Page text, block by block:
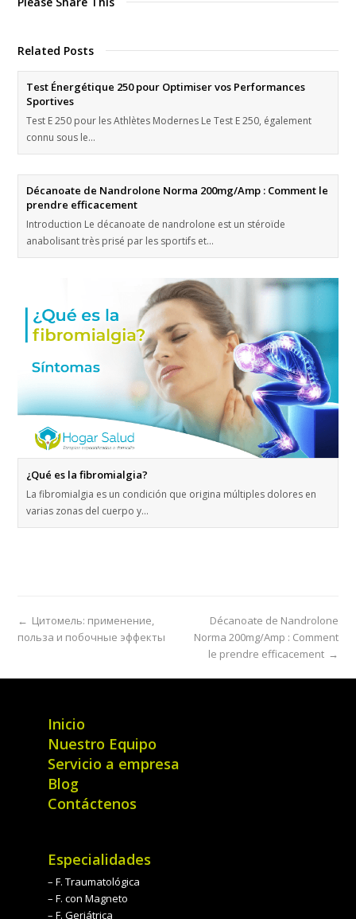
Related Posts
Test Énergétique 250 pour Optimiser vos Performances
Sportives
Test E 250 pour les Athlètes Modernes Le Test E 250, également
connu sous le…
Décanoate de Nandrolone Norma 200mg/Amp : Comment le
prendre efficacement
Introduction Le décanoate de nandrolone est un stéroïde
anabolisant très prisé par les sportifs et…
¿Qué es la fibromialgia?
La fibromialgia es un condición que origina múltiples dolores en
varias zonas del cuerpo y…
Décanoate de Nandrolone
Norma 200mg/Amp : Comment
le prendre efficacement →
← Цитомель: применение,
польза и побочные эффекты
Inicio
Nuestro Equipo
Servicio a empresa
Blog
Contáctenos
Especialidades
– F. Traumatológica
– F. con Magneto
– F. Geriátrica